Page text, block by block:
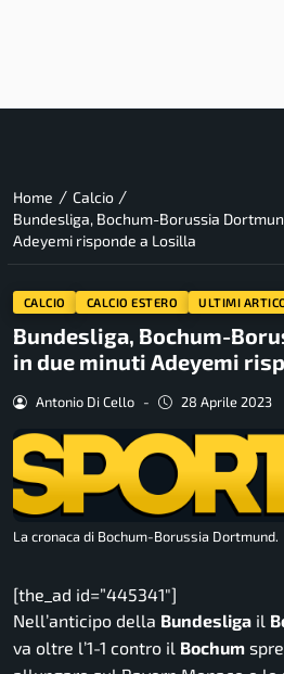
Home / Calcio /
Bundesliga, Bochum-Borussia
Adeyemi risponde a Losilla
CALCIO CALCIO ESTERO ULTIMI
Bundesliga, Bochum-
in due minuti Adeyemi
Antonio Di Cello - 28 Aprile 2023
La cronaca di Bochum-Borussia Dortmund.
[the_ad id=”445341″]
Nell’anticipo della Bundesliga il
va oltre l’1-1 contro il Bochum